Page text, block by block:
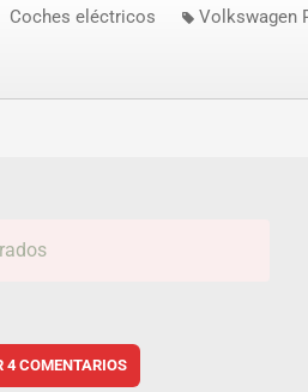
Coches eléctricos Volkswagen
4 COMENTARIOS